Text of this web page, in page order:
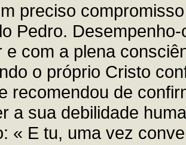
preciso
Pedro.
e com a plena
o próprio Cristo
recomendou de
a sua debilidade
« E tu, uma vez